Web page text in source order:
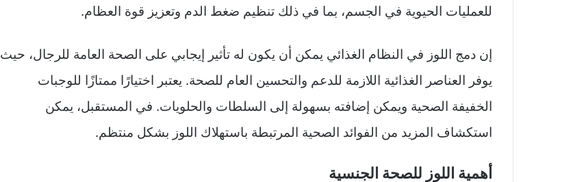
للعمليات الحيوية في الجسم، بما في ذلك تنظيم ضغط الدم وتعزيز قوة العظام.
إن دمج اللوز في النظام الغذائي يمكن أن يكون له تأثير إيجابي على الصحة العامة للرجال، حيث
يوفر العناصر الغذائية اللازمة للدعم والتحسين العام للصحة. يعتبر اختيارًا ممتازًا للوجبات
الخفيفة الصحية ويمكن إضافته بسهولة إلى السلطات والحلويات. في المستقبل، يمكن
استكشاف المزيد من الفوائد الصحية المرتبطة باستهلاك اللوز بشكل منتظم.
أهمية اللوز للصحة الجنسية